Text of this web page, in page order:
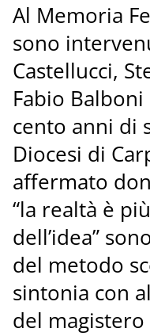
Al Memoria
sono
Castellucci,
Fabio
cento anni di
Diocesi di
affermato
“la realtà è
dell’idea”
del metodo
sintonia con
del magistero